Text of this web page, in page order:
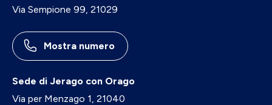
Via Sempione 99, 21029
Mostra numero
Sede di Jerago con Orago
Via per Menzago 1, 21040